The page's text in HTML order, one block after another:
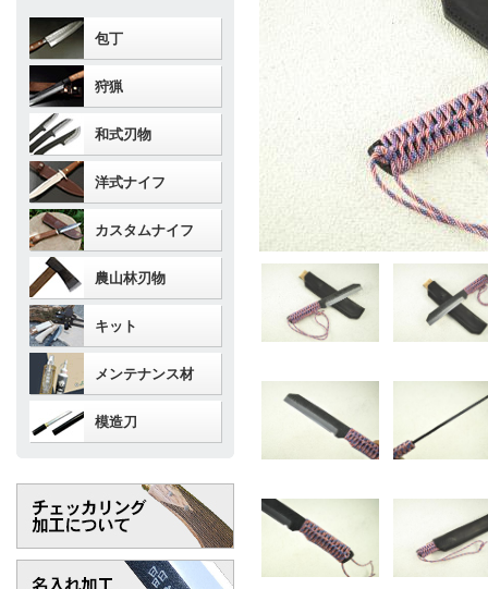
包丁
狩猟
和式刃物
洋式ナイフ
カスタムナイフ
農山林刃物
キット
メンテナンス材
模造刀